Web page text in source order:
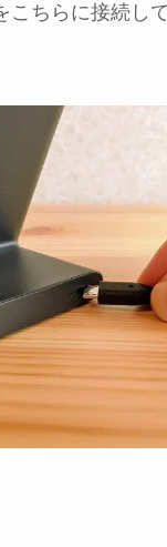
こちらに接続し